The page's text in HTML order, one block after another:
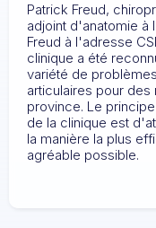
Patrick Freud,
adjoint d'anatomie à
Freud à l'adresse
clinique a été
variété de
articulaires pour des
province. Le
de la clinique est
la manière la plus
agréable possible.